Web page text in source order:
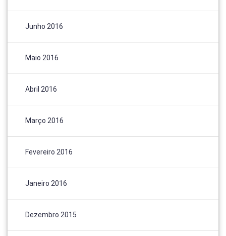
Junho 2016
Maio 2016
Abril 2016
Março 2016
Fevereiro 2016
Janeiro 2016
Dezembro 2015